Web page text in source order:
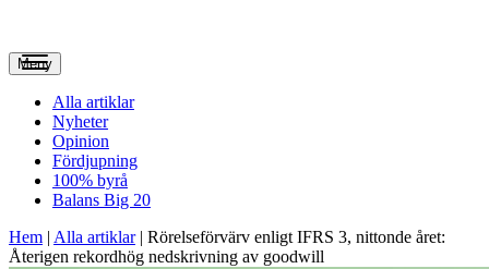
Meny
Alla artiklar
Nyheter
Opinion
Fördjupning
100% byrå
Balans Big 20
Hem | Alla artiklar| Rörelseförvärv enligt IFRS 3, nittonde året:
Återigen rekordhög nedskrivning av goodwill